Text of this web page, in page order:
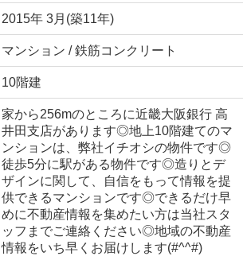
2015年 3月(築11年)
マンション / 鉄筋コンクリート
10階建
家から256mのところに近畿大阪銀行 高
井田支店があります◎地上10階建てのマ
ンションは、弊社イチオシの物件です◎
徒歩5分に駅がある物件です◎造りとデ
ザインに関して、自信をもって情報を提
供できるマンションです◎できるだけ早
めに不動産情報を集めたい方は当社スタ
ッフまでご連絡ください◎地域の不動産
情報をいち早くお届けします(#^^#)